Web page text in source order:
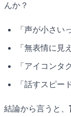
んか？
「声が小さい
「無表情に見
「アイコンタ
「話すスピー
結論から言うと、